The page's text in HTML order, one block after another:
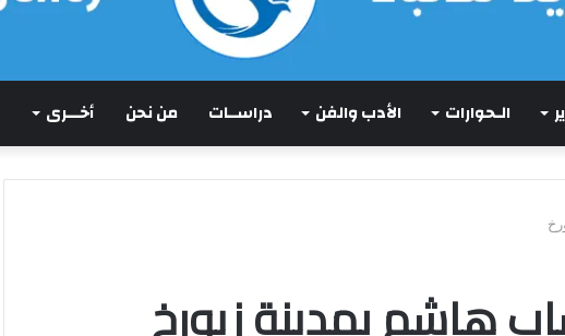
الـحوارات الأدب والفن دراســات من نحن أخـــرى
هاشم بمدينة زيورخ